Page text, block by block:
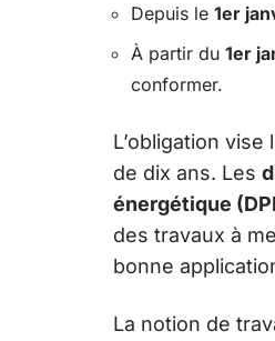
Depuis le 1er
À partir du 1er
conformer.
L’obligation vise
de dix ans. Les
énergétique
des travaux à
bonne
La notion de